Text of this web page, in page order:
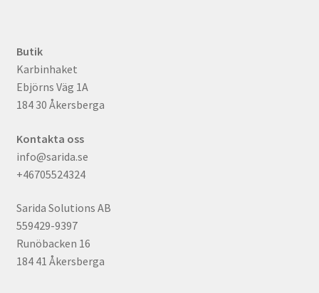
Butik
Karbinhaket
Ebjörns Väg 1A
184 30 Åkersberga
Kontakta oss
info@sarida.se
+46705524324
Sarida Solutions AB
559429-9397
Runöbacken 16
184 41 Åkersberga